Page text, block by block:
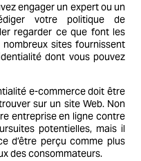
engager un expert ou un
votre politique de
regarder ce que font les
sites fournissent
dont vous pouvez
e-commerce doit être
sur un site Web. Non
entreprise en ligne contre
potentielles, mais il
d’être perçu comme plus
des consommateurs.